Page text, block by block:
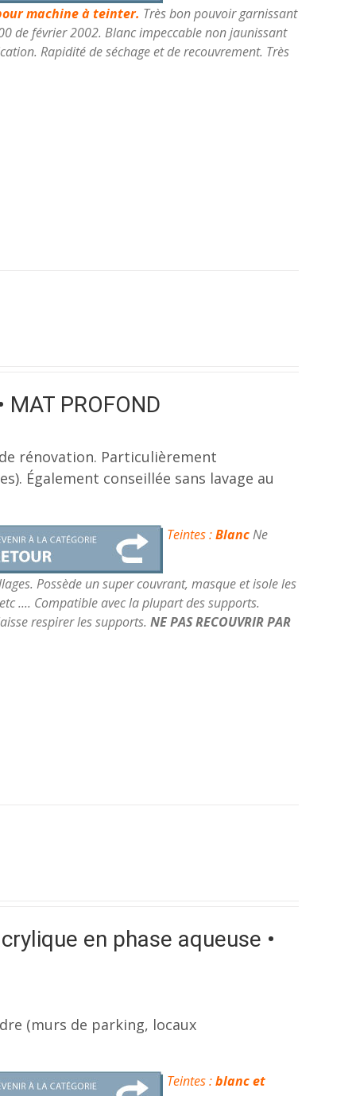
machine à teinter. Très bon pouvoir garnissant
de février 2002. Blanc impeccable non jaunissant
Rapidité de séchage et de recouvrement. Très
PROFOND
rénovation. Particulièrement
Également conseillée sans lavage au
Teintes :BlancNe
Possède un super couvrant, masque et isole les
.... Compatible avec la plupart des supports.
respirer les supports. NE PAS RECOUVRIR PAR
en phase aqueuse •
(murs de parking, locaux
Teintes :blanc et